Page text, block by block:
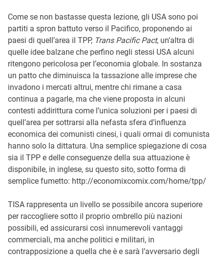
Come se non bastasse questa lezione, gli USA sono poi
partiti a spron battuto verso il Pacifico, proponendo ai
paesi di quell’area il TPP, Trans Pacific Pact, un’altra di
quelle idee balzane che perfino negli stessi USA alcuni
ritengono pericolosa per l’economia globale. In sostanza
un patto che diminuisca la tassazione alle imprese che
invadono i mercati altrui, mentre chi rimane a casa
continua a pagarle, ma che viene proposta in alcuni
contesti addirittura come l’unica soluzioni per i paesi di
quell’area per sottrarsi alla nefasta sfera d’influenza
economica dei comunisti cinesi, i quali ormai di comunista
hanno solo la dittatura. Una semplice spiegazione di cosa
sia il TPP e delle conseguenze della sua attuazione è
disponibile, in inglese, su questo sito, sotto forma di
semplice fumetto: http://economixcomix.com/home/tpp/
TISA rappresenta un livello se possibile ancora superiore
per raccogliere sotto il proprio ombrello più nazioni
possibili, ed assicurarsi così innumerevoli vantaggi
commerciali, ma anche politici e militari, in
contrapposizione a quella che è e sarà l’avversario degli